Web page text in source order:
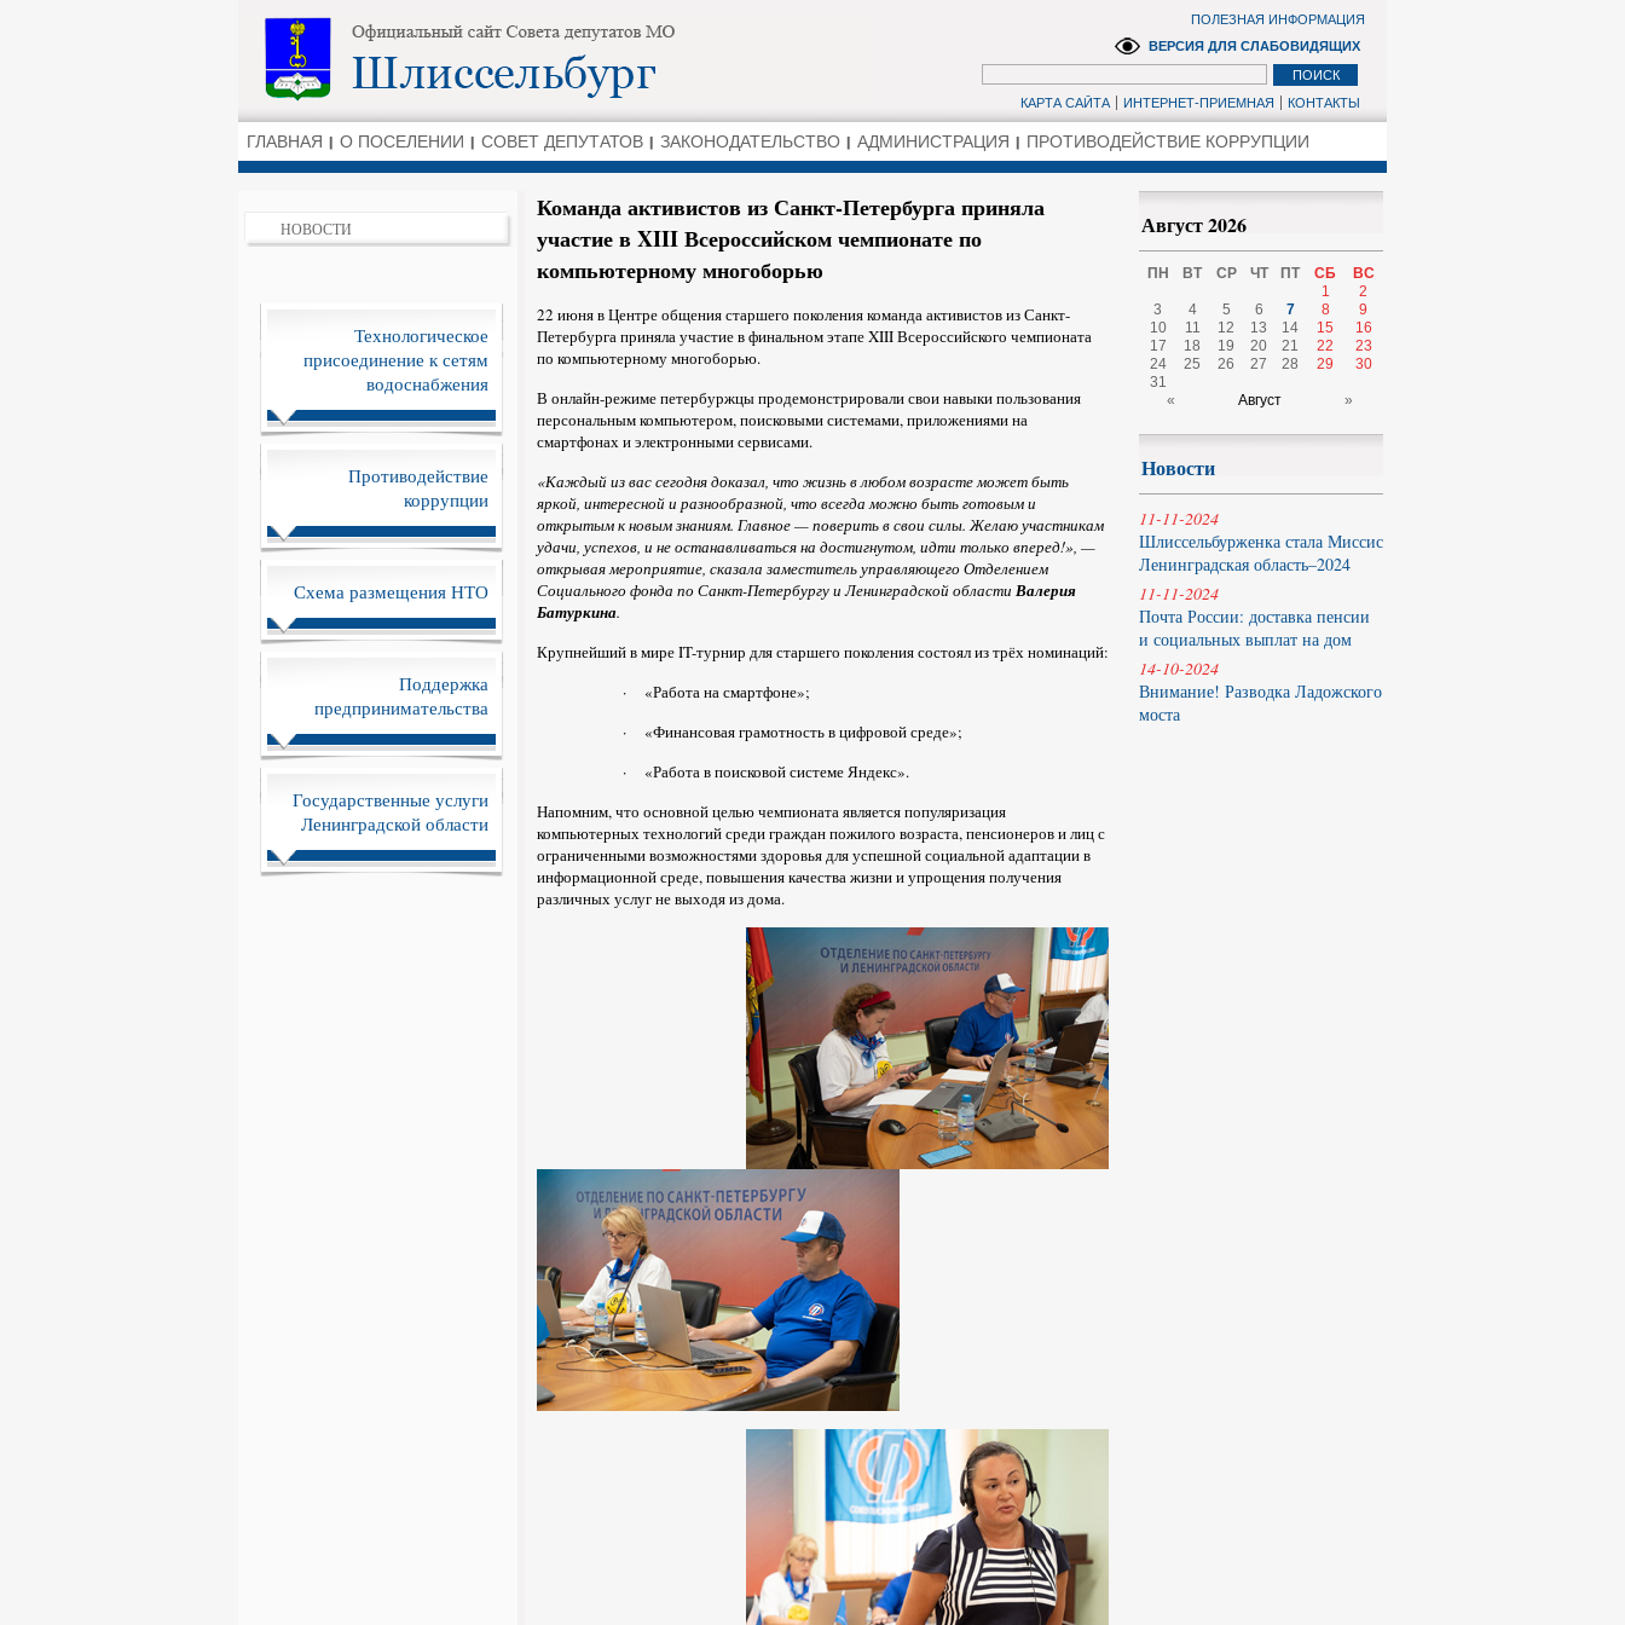
КАРТА САЙТА ИНТЕРНЕТ-ПРИЕМНАЯ КОНТАКТЫ
ВЕРСИЯ ДЛЯ СЛАБОВИДЯЩИХ
ПОЛЕЗНАЯ ИНФОРМАЦИЯ
ГЛАВНАЯ О ПОСЕЛЕНИИ СОВЕТ ДЕПУТАТОВ ЗАКОНОДАТЕЛЬСТВО АДМИНИСТРАЦИЯ ПРОТИВОДЕЙСТВИЕ КОРРУПЦИИ
НОВОСТИ
Технологическое
присоединение к сетям
водоснабжения
Противодействие
коррупции
Схема размещения НТО
Поддержка
предпринимательства
Государственные услуги
Ленинградской области
Команда активистов из Санкт-Петербурга приняла
участие в XIII Всероссийском чемпионате по
компьютерному многоборью
22 июня в Центре общения старшего поколения команда активистов из Санкт-
Петербурга приняла участие в финальном этапе XIII Всероссийского чемпионата
по компьютерному многоборью.
В онлайн-режиме петербуржцы продемонстрировали свои навыки пользования
персональным компьютером, поисковыми системами, приложениями на
смартфонах и электронными сервисами.
«Каждый из вас сегодня доказал, что жизнь в любом возрасте может быть
яркой, интересной и разнообразной, что всегда можно быть готовым и
открытым к новым знаниям. Главное — поверить в свои силы. Желаю участникам
удачи, успехов, и не останавливаться на достигнутом, идти только вперед!», —
открывая мероприятие, сказала заместитель управляющего Отделением
Социального фонда по Санкт-Петербургу и Ленинградской области Валерия
Батуркина.
Крупнейший в мире IT-турнир для старшего поколения состоял из трёх номинаций:
· «Работа на смартфоне»;
· «Финансовая грамотность в цифровой среде»;
· «Работа в поисковой системе Яндекс».
Напомним, что основной целью чемпионата является популяризация
компьютерных технологий среди граждан пожилого возраста, пенсионеров и лиц с
ограниченными возможностями здоровья для успешной социальной адаптации в
информационной среде, повышения качества жизни и упрощения получения
различных услуг не выходя из дома.
Август 2026
ПН ВТ СР ЧТ ПТ СБ
ВС
1
2
3
4 5 6 7 8
9
10
11 12 13 14 15
16
17
18 19 20 21 22
23
24
25 26 27 28 29
30
31
«
Август »
Новости
11-11-2024
Шлиссельбурженка стала Миссис
Ленинградская область–2024
11-11-2024
Почта России: доставка пенсии
и социальных выплат на дом
14-10-2024
Внимание! Разводка Ладожского
моста